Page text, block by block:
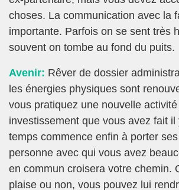
choses. La communication avec la
importante. Parfois on se sent très
souvent on tombe au fond du puits.
Avenir: Rêver de dossier
les énergies physiques sont
vous pratiquez une nouvelle
investissement que vous avez fait il
temps commence enfin à porter
personne avec qui vous avez
en commun croisera votre chemin.
plaise ou non, vous pouvez lui